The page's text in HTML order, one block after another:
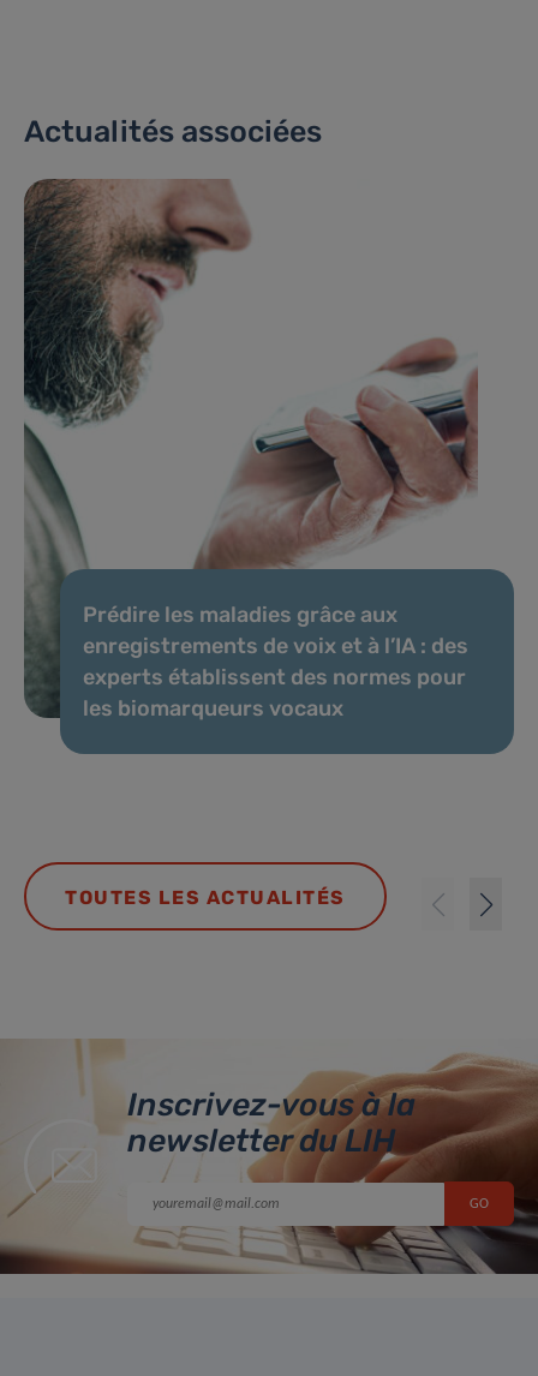
Actualités associées
Prédire les maladies grâce aux
enregistrements de voix et à l’IA : des
experts établissent des normes pour
les biomarqueurs vocaux
TOUTES LES ACTUALITÉS
Inscrivez-vous à la
newsletter du LIH